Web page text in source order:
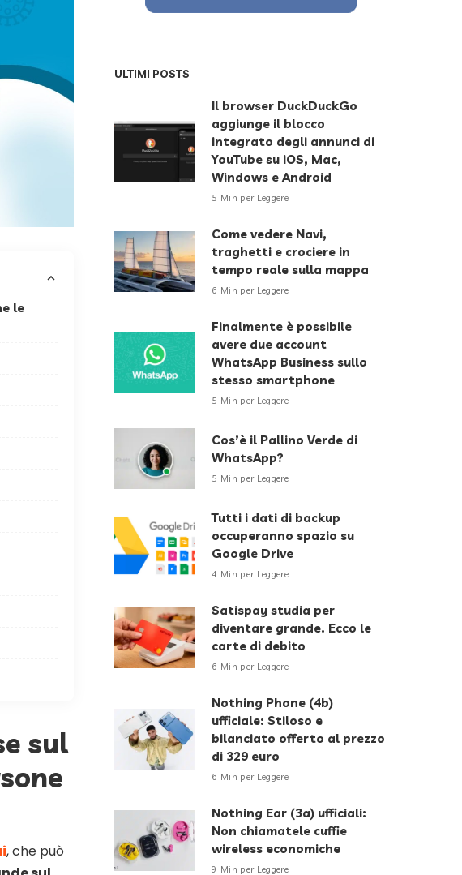
le
sul
, che può
ULTIMI POSTS
Il browser DuckDuckGo
aggiunge il blocco
integrato degli annunci di
YouTube su iOS, Mac,
Windows e Android
5 Min per Leggere
Come vedere Navi,
traghetti e crociere in
tempo reale sulla mappa
6 Min per Leggere
Finalmente è possibile
avere due account
WhatsApp Business sullo
stesso smartphone
5 Min per Leggere
Cos’è il Pallino Verde di
WhatsApp?
5 Min per Leggere
Tutti i dati di backup
occuperanno spazio su
Google Drive
4 Min per Leggere
Satispay studia per
diventare grande. Ecco le
carte di debito
6 Min per Leggere
Nothing Phone (4b)
ufficiale: Stiloso e
bilanciato offerto al prezzo
di 329 euro
6 Min per Leggere
Nothing Ear (3a) ufficiali:
Non chiamatele cuffie
wireless economiche
9 Min per Leggere